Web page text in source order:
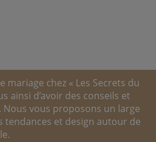
mariage chez « Les Secrets du
ainsi d’avoir des conseils et
Nous vous proposons un large
tendances et design autour de